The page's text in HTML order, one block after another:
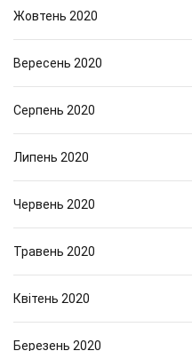
Жовтень 2020
Вересень 2020
Серпень 2020
Липень 2020
Червень 2020
Травень 2020
Квітень 2020
Березень 2020